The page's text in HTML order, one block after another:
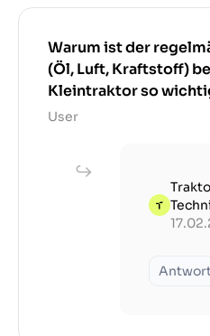
Warum ist der
(Öl, Luft, Kraftstoff)
Kleintraktor so
User